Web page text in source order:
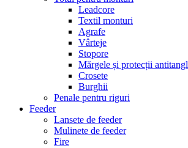
Leadcore
Textil monturi
Agrafe
Vârteje
Stopore
Mărgele și protecții
Crosete
Burghii
Penale pentru riguri
Feeder
Lansete de feeder
Mulinete de feeder
Fire